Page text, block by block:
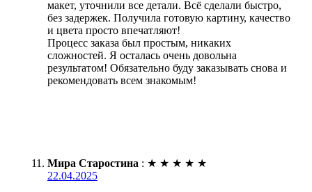
макет, уточнили все детали. Всё сделали быстро,
без задержек. Получила готовую картину, качество
и цвета просто впечатляют!
Процесс заказа был простым, никаких
сложностей. Я осталась очень довольна
результатом! Обязательно буду заказывать снова и
рекомендовать всем знакомым!
Мира Старостина : ★ ★ ★ ★ ★
22.04.2025